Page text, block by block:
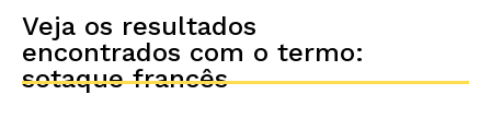
Veja os resultados
encontrados com o termo:
sotaque francês